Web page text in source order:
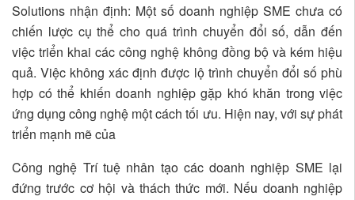
Solutions nhận định: Một số doanh nghiệp SME chưa có
chiến lược cụ thể cho quá trình chuyển đổi số, dẫn đến
việc triển khai các công nghệ không đồng bộ và kém hiệu
quả. Việc không xác định được lộ trình chuyển đổi số phù
hợp có thể khiến doanh nghiệp gặp khó khăn trong việc
ứng dụng công nghệ một cách tối ưu. Hiện nay, với sự phát
triển mạnh mẽ của
Công nghệ Trí tuệ nhân tạo các doanh nghiệp SME lại
đứng trước cơ hội và thách thức mới. Nếu doanh nghiệp